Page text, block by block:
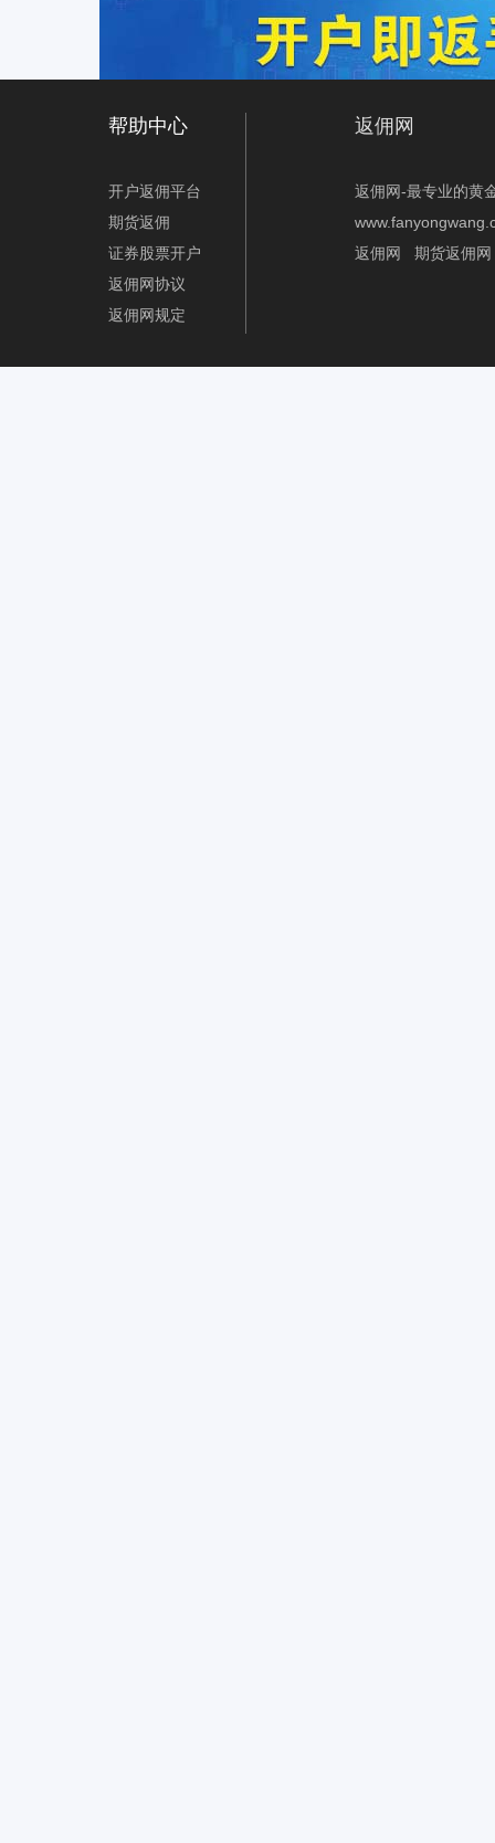
帮助中心
开户返佣平台
期货返佣
证券股票开户
返佣网协议
返佣网规定
返佣网
返佣网-最专业的黄
返佣网
期货返佣网